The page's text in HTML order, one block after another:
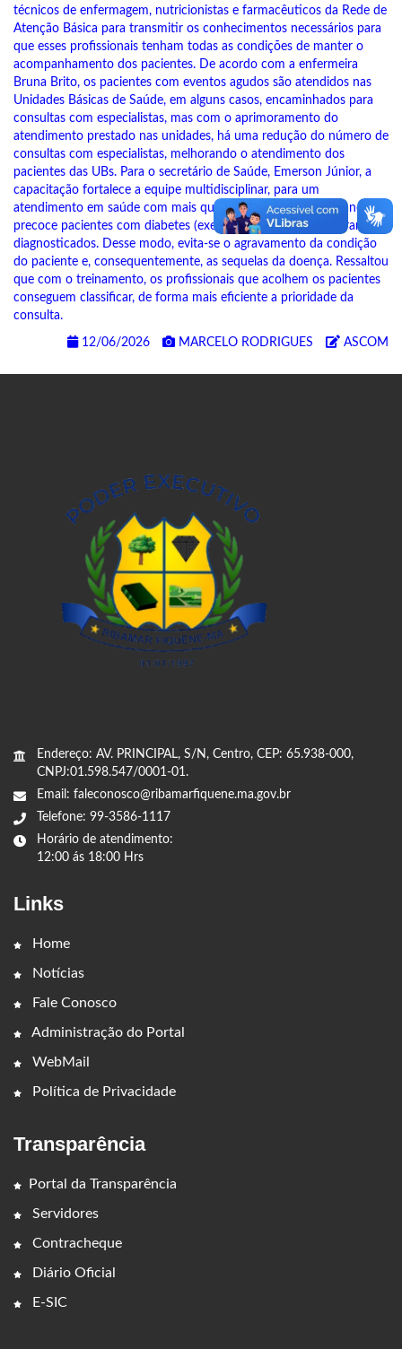
técnicos de enfermagem, nutricionistas e farmacêuticos da Rede de
Atenção Básica para transmitir os conhecimentos necessários para
que esses profissionais tenham todas as condições de manter o
acompanhamento dos pacientes. De acordo com a enfermeira
Bruna Brito, os pacientes com eventos agudos são atendidos nas
Unidades Básicas de Saúde, em alguns casos, encaminhados para
consultas com especialistas, mas com o aprimoramento do
atendimento prestado nas unidades, há uma redução do número de
consultas com especialistas, melhorando o atendimento dos
pacientes das UBs. Para o secretário de Saúde, Emerson Júnior, a
capacitação fortalece a equipe multidisciplinar, para um
atendimento em saúde com mais qualidade, e rastrear de maneira
precoce pacientes com diabetes (exemplo) que ainda não foram
diagnosticados. Desse modo, evita-se o agravamento da condição
do paciente e, consequentemente, as sequelas da doença. Ressaltou
que com o treinamento, os profissionais que acolhem os pacientes
conseguem classificar, de forma mais eficiente a prioridade da
consulta.
12/06/2026 MARCELO RODRIGUES ASCOM
Endereço: AV. PRINCIPAL, S/N, Centro, CEP: 65.938-000,
CNPJ:01.598.547/0001-01.
Email: faleconosco@ribamarfiquene.ma.gov.br
Telefone: 99-3586-1117
Horário de atendimento:
12:00 ás 18:00 Hrs
Links
Home
Notícias
Fale Conosco
Administração do Portal
WebMail
Política de Privacidade
Transparência
Portal da Transparência
Servidores
Contracheque
Diário Oficial
E-SIC